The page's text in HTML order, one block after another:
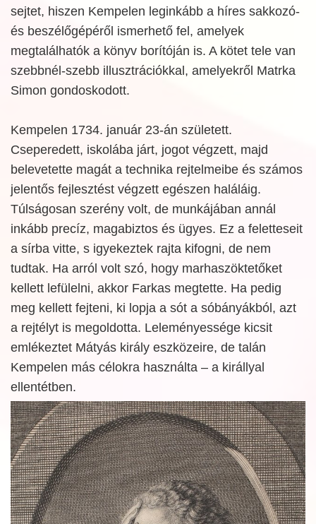
sejtet, hiszen Kempelen leginkább a híres sakkozó-
és beszélőgépéről ismerhető fel, amelyek
megtalálhatók a könyv borítóján is. A kötet tele van
szebbnél-szebb illusztrációkkal, amelyekről Matrka
Simon gondoskodott.
Kempelen 1734. január 23-án született.
Cseperedett, iskolába járt, jogot végzett, majd
belevetette magát a technika rejtelmeibe és számos
jelentős fejlesztést végzett egészen haláláig.
Túlságosan szerény volt, de munkájában annál
inkább precíz, magabiztos és ügyes. Ez a feletteseit
a sírba vitte, s igyekeztek rajta kifogni, de nem
tudtak. Ha arról volt szó, hogy marhaszöktetőket
kellett lefülelni, akkor Farkas megtette. Ha pedig
meg kellett fejteni, ki lopja a sót a sóbányákból, azt
a rejtélyt is megoldotta. Leleményessége kicsit
emlékeztet Mátyás király eszközeire, de talán
Kempelen más célokra használta – a királlyal
ellentétben.